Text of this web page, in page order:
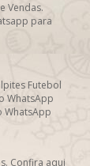
Vendas.
para
Futebol
WhatsApp
WhatsApp
Time]
Grupo
Confira aqui